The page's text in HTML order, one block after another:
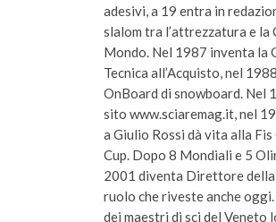
adesivi, a 19 entra in
slalom tra l’attrezzatura e la
Mondo. Nel 1987 inventa la
Tecnica all’Acquisto, nel
OnBoard di snowboard. Nel
sito www.sciaremag.it, nel
a Giulio Rossi dà vita alla
Cup. Dopo 8 Mondiali e 5
2001 diventa Direttore
ruolo che riveste anche
dei maestri di sci del Veneto